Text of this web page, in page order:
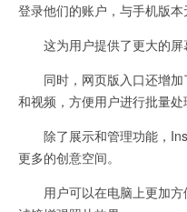
登录他们的账户，与手机版本
这为用户提供了更大的屏
同时，网页版入口还增加
和视频，方便用户进行批量处
除了展示和管理功能，
更多的创意空间。
用户可以在电脑上更加方